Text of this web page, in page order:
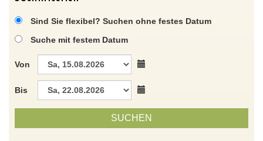
Sind Sie flexibel? Suchen ohne festes Datum
Suche mit festem Datum
Von
Bis
SUCHEN